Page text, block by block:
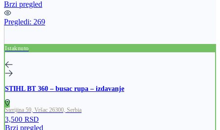
Brzi pregled
Pregledi: 269
Istaknuto
STIHL BT 360 – busac rupa – izdavanje
Sterijina 59, Vršac 26300, Serbia
3,500 RSD
Brzi pregled